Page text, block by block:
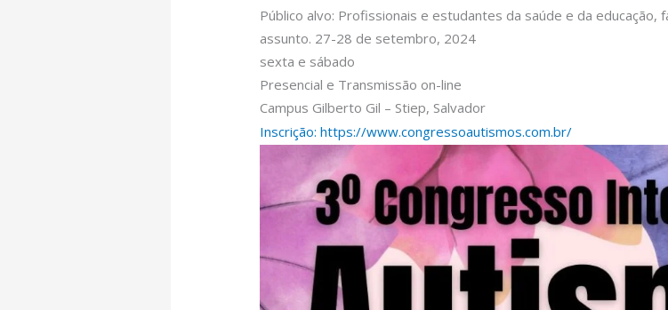
Público alvo: Profissionais e estudantes da saúde e da educação,
assunto. 27-28 de setembro, 2024
sexta e sábado
Presencial e Transmissão on-line
Campus Gilberto Gil – Stiep, Salvador
Inscrição: https://www.congressoautismos.com.br/